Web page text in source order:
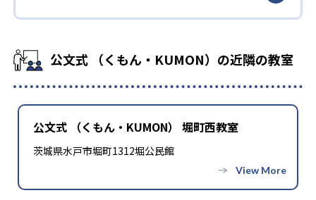
公文式 （くもん・KUMON）の近隣の教室
公文式 （くもん・KUMON） 堀町西教室
茨城県水戸市堀町1312堀公民館